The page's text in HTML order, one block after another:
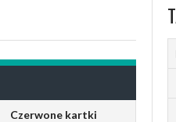
Czerwone kartki